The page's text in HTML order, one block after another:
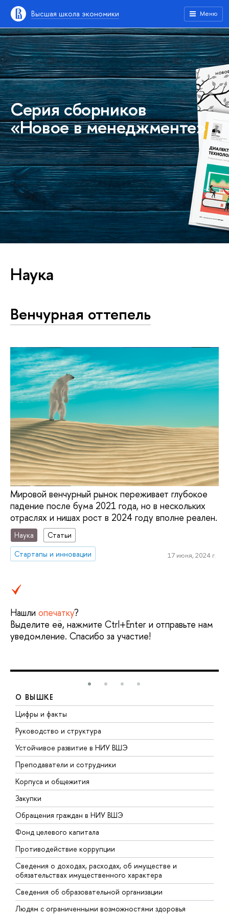
Высшая школа экономики Меню
Серия сборников
«Новое в менеджменте»
Наука
Венчурная оттепель
Мировой венчурный рынок переживает глубокое
падение после бума 2021 года, но в нескольких
отраслях и нишах рост в 2024 году вполне реален.
Наука
Статьи
Стартапы и инновации
17 июня, 2024 г.
Нашли опечатку?
Выделите её, нажмите Ctrl+Enter и отправьте нам
уведомление. Спасибо за участие!
О ВЫШКЕ
Цифры и факты
Руководство и структура
Устойчивое развитие в НИУ ВШЭ
Преподаватели и сотрудники
Корпуса и общежития
Закупки
Обращения граждан в НИУ ВШЭ
Фонд целевого капитала
Противодействие коррупции
Сведения о доходах, расходах, об имуществе и
обязательствах имущественного характера
Сведения об образовательной организации
Людям с ограниченными возможностями здоровья